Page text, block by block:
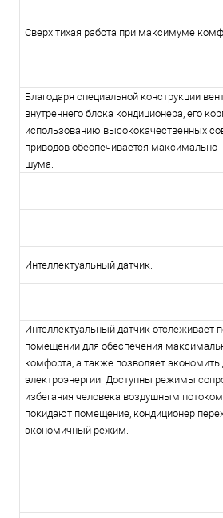
Сверх тихая работа при максимуме
Благодаря специальной конструкции
внутреннего блока кондиционера, его
использованию высококачественных
приводов обеспечивается максимально
шума.
Интеллектуальный датчик.
Интеллектуальный датчик отслеживает
помещении для обеспечения
комфорта, а также позволяет экономить
электроэнергии. Доступны режимы
избегания человека воздушным
покидают помещение, кондиционер
экономичный режим.